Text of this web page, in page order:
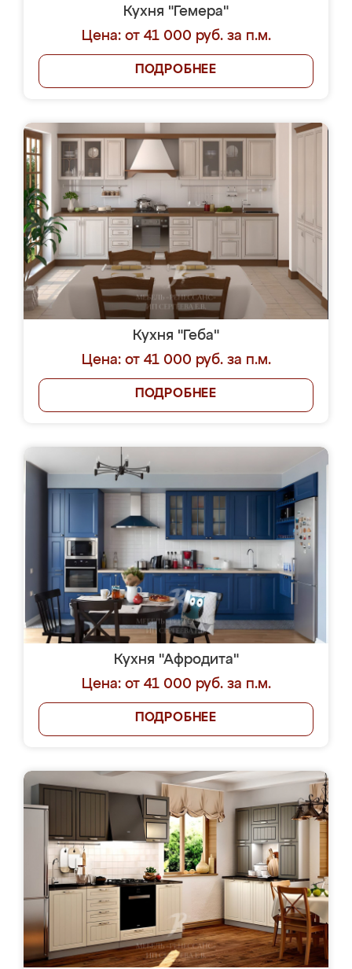
Кухня "Гемера"
Цена: от 41 000 руб. за п.м.
ПОДРОБНЕЕ
Кухня "Геба"
Цена: от 41 000 руб. за п.м.
ПОДРОБНЕЕ
Кухня "Афродита"
Цена: от 41 000 руб. за п.м.
ПОДРОБНЕЕ